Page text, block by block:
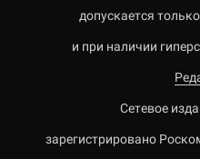
допускается
и при наличии
Сетевое
зарегистрировано